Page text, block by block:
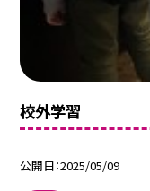
校外学習
公開日 2025/05/09